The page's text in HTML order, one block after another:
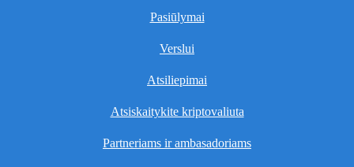
Pasiūlymai
Verslui
Atsiliepimai
Atsiskaitykite kriptovaliuta
Partneriams ir ambasadoriams